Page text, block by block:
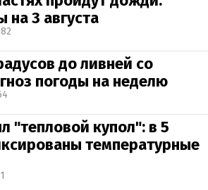
на 3 августа
до ливней со
погоды на неделю
"тепловой купол": в 5
температурные